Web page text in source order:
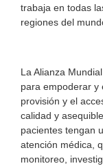
trabaja en todas
regiones del
La Alianza
para empoderar y
provisión y el
calidad y
pacientes tengan
atención médica,
monitoreo,